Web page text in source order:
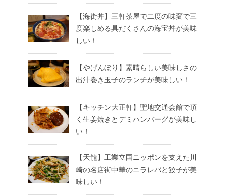
【海街丼】三軒茶屋で二度の味変で三
度楽しめる具だくさんの海宝丼が美味
しい！
【やげんぼり】素晴らしい美味しさの
出汁巻き玉子のランチが美味しい！
【キッチン大正軒】聖地交通会館で頂
く生姜焼きとデミハンバーグが美味し
い！
【天龍】工業立国ニッポンを支えた川
崎の名店街中華のニラレバと餃子が美
味しい！